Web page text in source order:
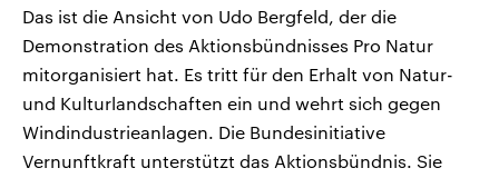
Das ist die Ansicht von Udo Bergfeld, der die
Demonstration des Aktionsbündnisses Pro Natur
mitorganisiert hat. Es tritt für den Erhalt von Natur-
und Kulturlandschaften ein und wehrt sich gegen
Windindustrieanlagen. Die Bundesinitiative
Vernunftkraft unterstützt das Aktionsbündnis. Sie